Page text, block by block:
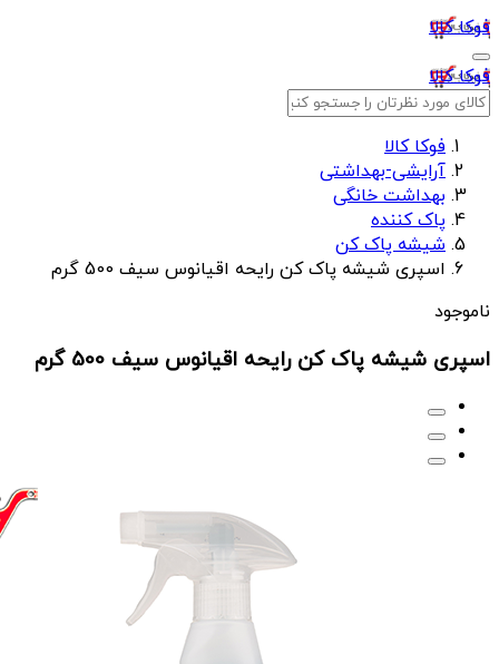
فوکا کالا
فوکا کالا
فوکا کالا
آرایشی-بهداشتی
بهداشت خانگی
پاک کننده
شیشه پاک کن
اسپری شیشه پاک کن رایحه اقیانوس سیف 500 گرم
ناموجود
اسپری شیشه پاک کن رایحه اقیانوس سیف 500 گرم